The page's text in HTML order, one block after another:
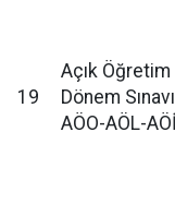
19
Açık Öğretim
Dönem
AÖO-AÖL-